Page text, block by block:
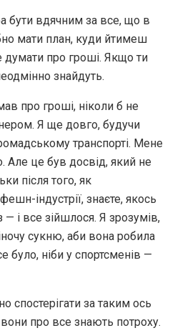
бути вдячним за все, що в
мати план, куди йтимеш
думати про гроші. Якщо ти
знайдуть.
про гроші, ніколи б не
Я ще довго, будучи
транспорті. Мене
Але це був досвід, який не
після того, як
індустрії, знаєте, якось
і все зійшлося. Я зрозумів,
сукню, аби вона робила
було, ніби у спортсменів —
спостерігати за таким ось
про все знають потроху.